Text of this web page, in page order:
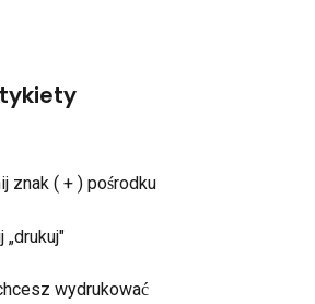
znak ( + ) pośrodku
„drukuj"
wydrukować